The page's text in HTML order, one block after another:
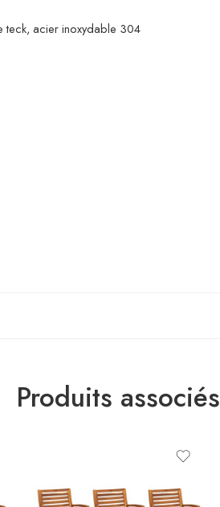
teck, acier inoxydable 304
Produits associés